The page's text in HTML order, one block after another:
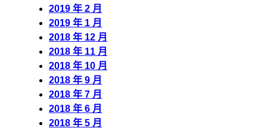
2019 年 2 月
2019 年 1 月
2018 年 12 月
2018 年 11 月
2018 年 10 月
2018 年 9 月
2018 年 7 月
2018 年 6 月
2018 年 5 月